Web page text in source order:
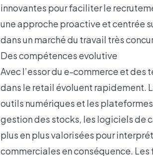
innovantes pour faciliter le
une approche proactive et centrée
dans un marché du travail très
Des compétences evolutive
Avec l’essor du e-commerce et
dans le retail évoluent rapidement.
outils numériques et les
gestion des stocks, les logiciels de
plus en plus valorisées pour
commerciales en conséquence.